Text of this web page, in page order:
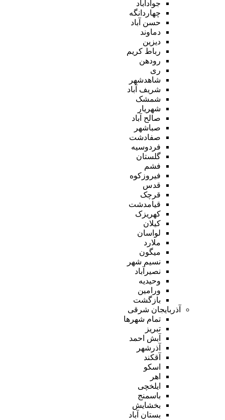
جوادآباد
چهاردانگه
حسن آباد
دماوند
دیزین
رباط کریم
رودهن
ری
شاهدشهر
شریف آباد
شمشک
شهریار
صالح آباد
صباشهر
صفادشت
فردوسیه
گلستان
فشم
فیروزکوه
قدس
قرچک
قیامدشت
کهریزک
کیلان
لواسان
ملارد
میگون
نسیم شهر
نصیرآباد
وحیدیه
ورامین
بازگشت
آذربایجان شرقی
تمام شهر‌ها
تبریز
آبش احمد
آذرشهر
آقکند
اسکو
اهر
ایلخچی
باسمنج
بخشایش
بستان آباد